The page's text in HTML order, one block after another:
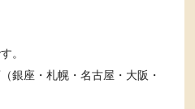
。
銀座・札幌・名古屋・大阪・